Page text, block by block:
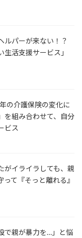
ルパーが来ない！？
活支援サービス」
の介護保険の変化に
を組み合わせて、自分
ビス
がイライラしても、親
て『そっと離れる』
で親が暴力を…」と悩